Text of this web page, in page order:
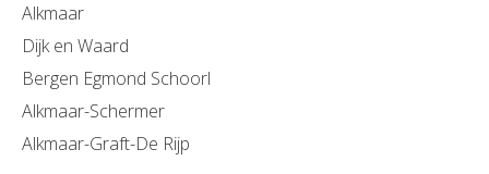
Alkmaar
Dijk en Waard
Bergen Egmond Schoorl
Alkmaar-Schermer
Alkmaar-Graft-De Rijp